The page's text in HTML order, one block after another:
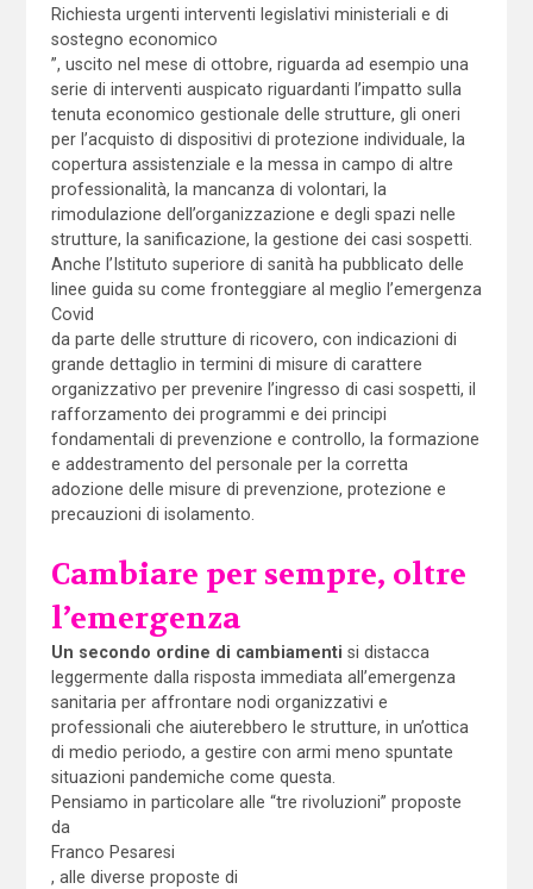
Richiesta urgenti interventi legislativi ministeriali e di
sostegno economico
”, uscito nel mese di ottobre, riguarda ad esempio una
serie di interventi auspicato riguardanti l’impatto sulla
tenuta economico gestionale delle strutture, gli oneri
per l’acquisto di dispositivi di protezione individuale, la
copertura assistenziale e la messa in campo di altre
professionalità, la mancanza di volontari, la
rimodulazione dell’organizzazione e degli spazi nelle
strutture, la sanificazione, la gestione dei casi sospetti.
Anche l’Istituto superiore di sanità ha pubblicato delle
linee guida su come fronteggiare al meglio l’emergenza
Covid
da parte delle strutture di ricovero, con indicazioni di
grande dettaglio in termini di misure di carattere
organizzativo per prevenire l’ingresso di casi sospetti, il
rafforzamento dei programmi e dei principi
fondamentali di prevenzione e controllo, la formazione
e addestramento del personale per la corretta
adozione delle misure di prevenzione, protezione e
precauzioni di isolamento.
Cambiare per sempre, oltre
l’emergenza
Un secondo ordine di cambiamenti si distacca
leggermente dalla risposta immediata all’emergenza
sanitaria per affrontare nodi organizzativi e
professionali che aiuterebbero le strutture, in un’ottica
di medio periodo, a gestire con armi meno spuntate
situazioni pandemiche come questa.
Pensiamo in particolare alle “tre rivoluzioni” proposte
da
Franco Pesaresi
, alle diverse proposte di